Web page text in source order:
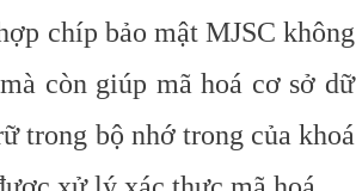
chíp bảo mật MJSC không
còn giúp mã hoá cơ sở dữ
trong bộ nhớ trong của khoá